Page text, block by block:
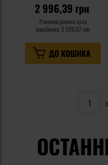
2 996,39 грн
Рекомендована ціна
виробника 3 598,07 грн
ДО КОШИКА